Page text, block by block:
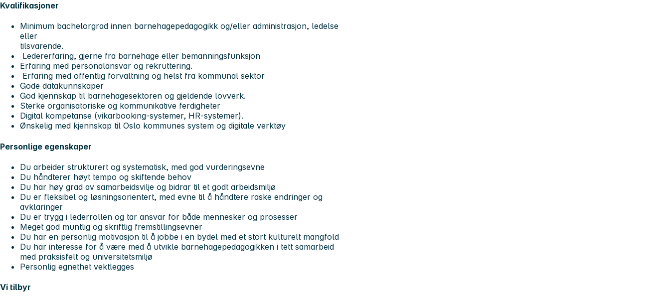
Kvalifikasjoner
Minimum bachelorgrad innen barnehagepedagogikk og/eller administrasjon, ledelse
eller
tilsvarende.
Ledererfaring, gjerne fra barnehage eller bemanningsfunksjon
Erfaring med personalansvar og rekruttering.
Erfaring med offentlig forvaltning og helst fra kommunal sektor
Gode datakunnskaper
God kjennskap til barnehagesektoren og gjeldende lovverk.
Sterke organisatoriske og kommunikative ferdigheter
Digital kompetanse (vikarbooking-systemer, HR-systemer).
Ønskelig med kjennskap til Oslo kommunes system og digitale verktøy
Personlige egenskaper
Du arbeider strukturert og systematisk, med god vurderingsevne
Du håndterer høyt tempo og skiftende behov
Du har høy grad av samarbeidsvilje og bidrar til et godt arbeidsmiljø
Du er fleksibel og løsningsorientert, med evne til å håndtere raske endringer og
avklaringer
Du er trygg i lederrollen og tar ansvar for både mennesker og prosesser
Meget god muntlig og skriftlig fremstillingsevner
Du har en personlig motivasjon til å jobbe i en bydel med et stort kulturelt mangfold
Du har interesse for å være med å utvikle barnehagepedagogikken i tett samarbeid
med praksisfelt og universitetsmiljø
Personlig egnethet vektlegges
Vi tilbyr